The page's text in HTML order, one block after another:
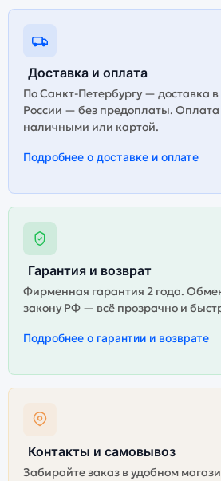
Доставка и оплата
По Санкт-Петербургу — доставка
России — без предоплаты.
наличными или картой.
Подробнее о доставке и оплате
Гарантия и возврат
Фирменная гарантия 2 года.
закону РФ — всё прозрачно и
Подробнее о гарантии и возврате
Контакты и самовывоз
Забирайте заказ в удобном